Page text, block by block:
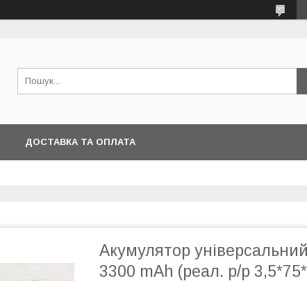
ДОСТАВКА ТА ОПЛАТА
Акумулятор
3300 mAh (реал. р/р